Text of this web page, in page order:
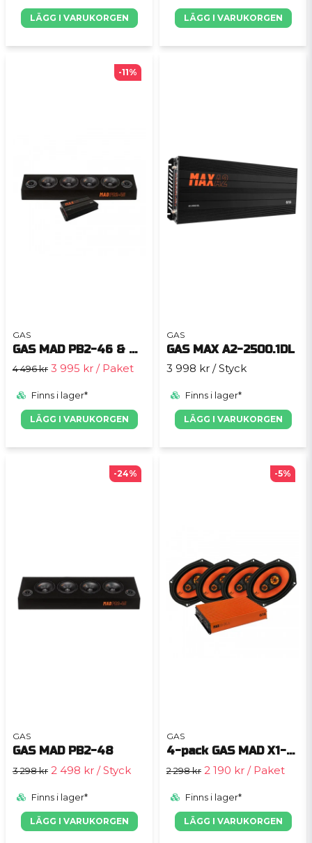
LÄGG I VARUKORGEN LÄGG I VARUKORGEN
GAS
GAS MAD PB2-46 & MAX A2-100.2
4 496 kr 3 995 kr / Paket
Finns i lager*
LÄGG I VARUKORGEN
-11%
GAS
GAS MAX A2-2500.1DL
3 998 kr / Styck
Finns i lager*
LÄGG I VARUKORGEN
GAS
GAS MAD PB2-48
3 298 kr 2 498 kr / Styck
Finns i lager*
LÄGG I VARUKORGEN
-24%
GAS
4-pack GAS MAD X1-694 & MAD A1-70.4, hatthyllepaket
2 298 kr 2 190 kr / Paket
Finns i lager*
LÄGG I VARUKORGEN
-5%